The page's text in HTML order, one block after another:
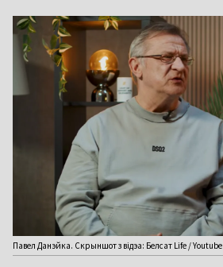
Павел Данэйка. Скрыншот з відэа: Белсат Life / Youtube